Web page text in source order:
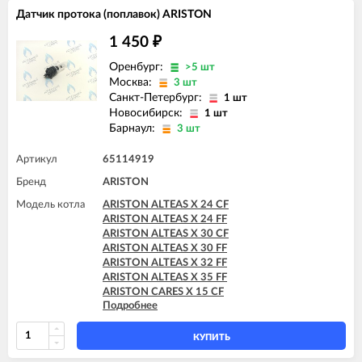
ARISTON GENUS EVO 30 CF
ARISTON GENUS EVO 32 FF
ARISTON MATIS 24 CF
ARISTON MATIS 24 CF-EU
ARISTON MATIS 24 FF
Датчик протока (поплавок) ARISTON
1 450 ₽
Оренбург: >5 шт
Москва: 3 шт
Санкт-Петербург: 1 шт
Новосибирск: 1 шт
Барнаул: 3 шт
Артикул 65114919
Бренд ARISTON
Модель котла
ARISTON ALTEAS X 24 CF
ARISTON ALTEAS X 24 FF
ARISTON ALTEAS X 30 CF
ARISTON ALTEAS X 30 FF
ARISTON ALTEAS X 32 FF
ARISTON ALTEAS X 35 FF
ARISTON CARES X 15 CF
ARISTON CARES X 15 FF
ARISTON CARES X 18 FF
ARISTON CARES X 24 CF
ARISTON CARES X 24 FF
Подробнее
КУПИТЬ